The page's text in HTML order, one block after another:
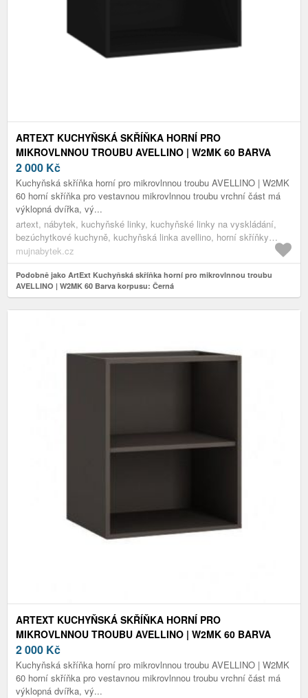
ARTEXT KUCHYŇSKÁ SKŘÍŇKA HORNÍ PRO
MIKROVLNNOU TROUBU AVELLINO | W2MK 60 BARVA
KORPUSU: ČERNÁ
2 000 Kč
Kuchyňská skříňka horní pro mikrovlnnou troubu AVELLINO | W2MK
60 horní skříňka pro vestavnou mikrovlnnou troubu vrchní část má
výklopná dvířka, vý...
artext, nábytek, kuchyňské linky, kuchyňské linky na vyskládání,
bezúchytkové kuchyně, kuchyňská linka avellino, horní skříňky
avellino, černá
mujnabytek.cz
Podobně jako ArtExt Kuchyňská skříňka horní pro mikrovlnnou troubu
AVELLINO | W2MK 60 Barva korpusu: Černá
ARTEXT KUCHYŇSKÁ SKŘÍŇKA HORNÍ PRO
MIKROVLNNOU TROUBU AVELLINO | W2MK 60 BARVA
KORPUSU: LAVA
2 000 Kč
Kuchyňská skříňka horní pro mikrovlnnou troubu AVELLINO | W2MK
60 horní skříňka pro vestavnou mikrovlnnou troubu vrchní část má
výklopná dvířka, vý...